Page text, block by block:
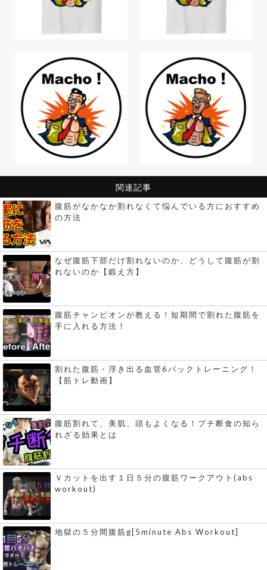
関連記事
腹筋がなかなか割れなくて悩んでいる方におすすめ
の方法
なぜ腹筋下部だけ割れないのか、どうして腹筋が割
れないのか【鍛え方】
腹筋チャンピオンが教える！短期間で割れた腹筋を
手に入れる方法！
割れた腹筋・浮き出る血管6パックトレーニング！
【筋トレ動画】
腹筋割れて、美肌、頭もよくなる！プチ断食の知ら
れざる効果とは
Ｖカットを出す１日５分の腹筋ワークアウト(abs
workout)
地獄の５分間腹筋g[5minute Abs Workout]